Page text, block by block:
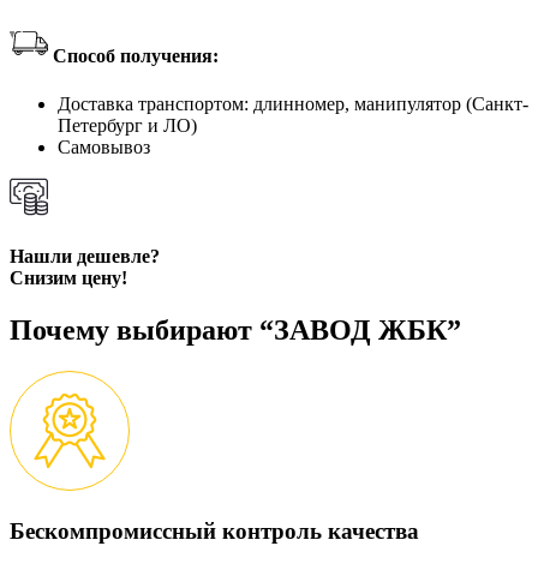
Способ получения:
Доставка транспортом: длинномер, манипулятор (Санкт-
Петербург и ЛО)
Самовывоз
Нашли дешевле?
Снизим цену!
Почему выбирают “ЗАВОД ЖБК”
Бескомпромиссный контроль качества